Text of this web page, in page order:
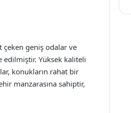
çeken geniş odalar ve
edilmiştir. Yüksek kaliteli
konukların rahat bir
manzarasına sahiptir,